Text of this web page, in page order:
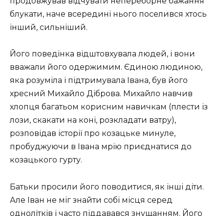
блукати, наче всередині нього поселився хтось
інший, сильніший.
Його поведінка відштовхувала людей, і вони
вважали його одержимим. Єдиною людиною,
яка розуміла і підтримувала Івана, був його
хресний Михайло Діброва. Михайло навчив
хлопця багатьом корисним навичкам (плести із
лози, скакати на коні, розкладати ватру),
розповідав історії про козацьке минуле,
пробуджуючи в Івана мрію приєднатися до
козацького гурту.
Батьки просили його поводитися, як інші діти.
Але Іван не міг знайти собі місця серед
однолітків і часто піддавався знущанням. Його